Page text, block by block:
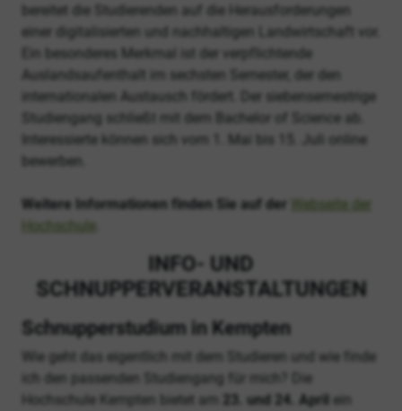
bereitet die Studierenden auf die Herausforderungen
einer digitalisierten und nachhaltigen Landwirtschaft vor.
Ein besonderes Merkmal ist der verpflichtende
Auslandsaufenthalt im sechsten Semester, der den
internationalen Austausch fördert. Der siebensemestrige
Studiengang schließt mit dem Bachelor of Science ab.
Interessierte können sich vom 1. Mai bis 15. Juli online
bewerben.
Weitere Informationen finden Sie auf der
Webseite der
Hochschule
INFO- UND
SCHNUPPERVERANSTALTUNGEN
Schnupperstudium in Kempten
Wie geht das eigentlich mit dem Studieren und wie finde
ich den passenden Studiengang für mich? Die
Hochschule Kempten bietet am
23. und 24. April ein